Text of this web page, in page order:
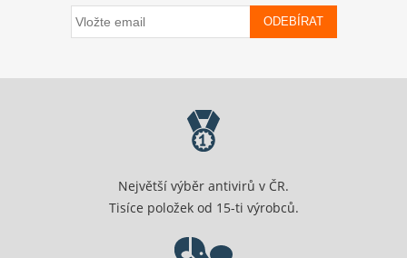
ODEBÍRAT
Největší výběr antivirů v ČR.
Tisíce položek od 15-ti výrobců.